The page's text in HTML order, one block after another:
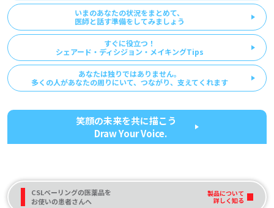
いまのあなたの状況をまとめて、
医師と話す準備をしてみましょう
すぐに役立つ！
シェアード・ディシジョン・メイキングTips
あなたは独りではありません。
多くの人があなたの周りにいて、つながり、支えてくれます
笑顔の未来を共に描こう
Draw Your Voice.
CSLベーリングの医薬品を
お使いの患者さんへ
製品について
詳しく知る